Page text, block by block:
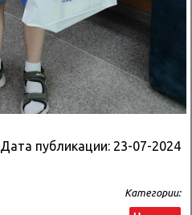
Дата публикации: 23-07-2024
Категории: